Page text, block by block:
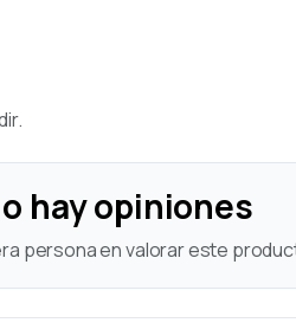
hay opiniones
persona en valorar este